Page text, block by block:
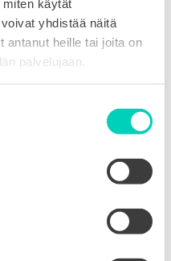
käytät
yhdistää näitä
antanut heille tai joita on
palvelujaan.
-